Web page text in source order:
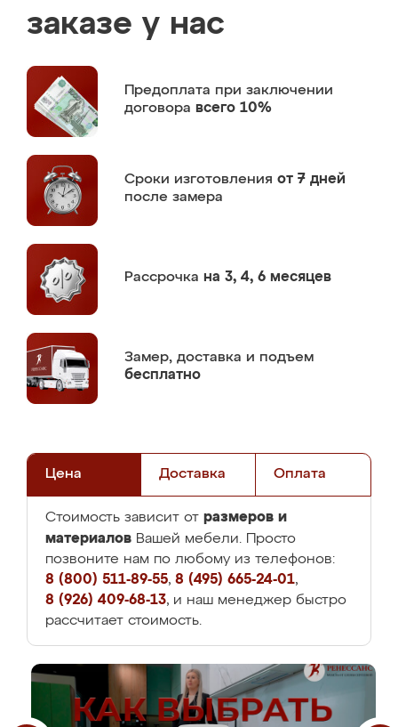
заказе у нас
Предоплата при заключении
договора всего 10%
Сроки изготовления от 7 дней
после замера
Рассрочка на 3, 4, 6 месяцев
Замер, доставка и подъем
бесплатно
Цена Доставка Оплата
Стоимость зависит от размеров и
материалов Вашей мебели. Просто
позвоните нам по любому из телефонов:
8 (800) 511-89-55, 8 (495) 665-24-01,
8 (926) 409-68-13, и наш менеджер быстро
рассчитает стоимость.